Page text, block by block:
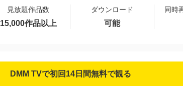
見放題作品数 ダウンロード 同時
15,000作品以上 可能
DMM TVで初回14日間無料で観る